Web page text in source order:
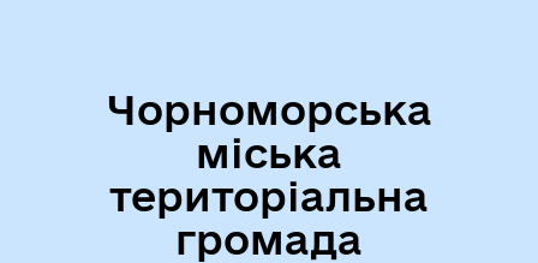
Чорноморська
міська
територіальна
громада